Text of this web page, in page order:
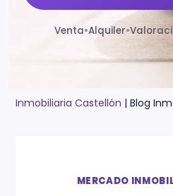
Venta•Alquiler•
Inmobiliaria Castellón | Blog
MERCADO